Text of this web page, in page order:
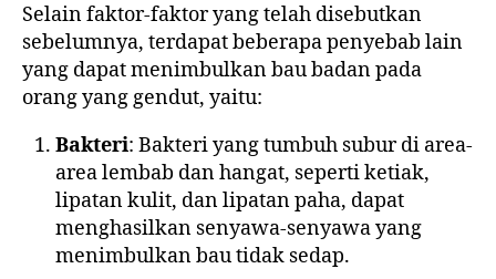
Selain faktor-faktor yang telah disebutkan
sebelumnya, terdapat beberapa penyebab lain
yang dapat menimbulkan bau badan pada
orang yang gendut, yaitu:
Bakteri: Bakteri yang tumbuh subur di area-
area lembab dan hangat, seperti ketiak,
lipatan kulit, dan lipatan paha, dapat
menghasilkan senyawa-senyawa yang
menimbulkan bau tidak sedap.